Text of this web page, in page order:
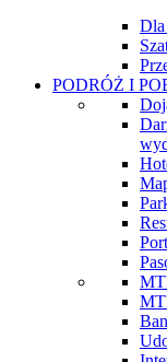
Dla
PODRÓŻ I